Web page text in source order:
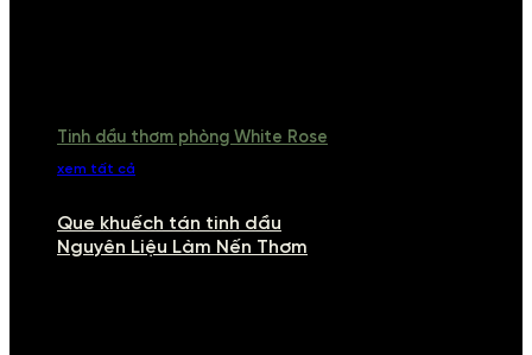
Tinh dầu thơm phòng White Rose
xem tất cả
Que khuếch tán tinh dầu
Nguyên Liệu Làm Nến Thơm